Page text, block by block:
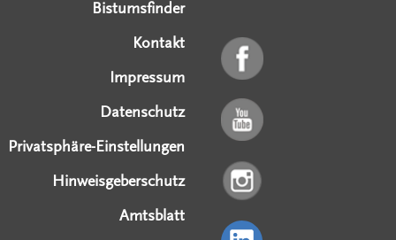
Bistumsfinder
Kontakt
Impressum
Datenschutz
Privatsphäre-Einstellungen
Hinweisgeberschutz
Amtsblatt